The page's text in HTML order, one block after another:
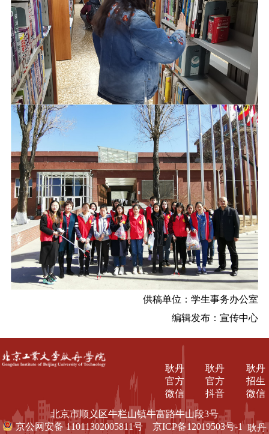
供稿单位：学生事务办公室
编辑发布：宣传中心
耿丹
招生
微信
耿丹
官方
抖音
耿丹
官方
微信
北京市顺义区牛栏山镇牛富路牛山段3号
京公网安备 11011302005811号
京ICP备12019503号-1耿丹